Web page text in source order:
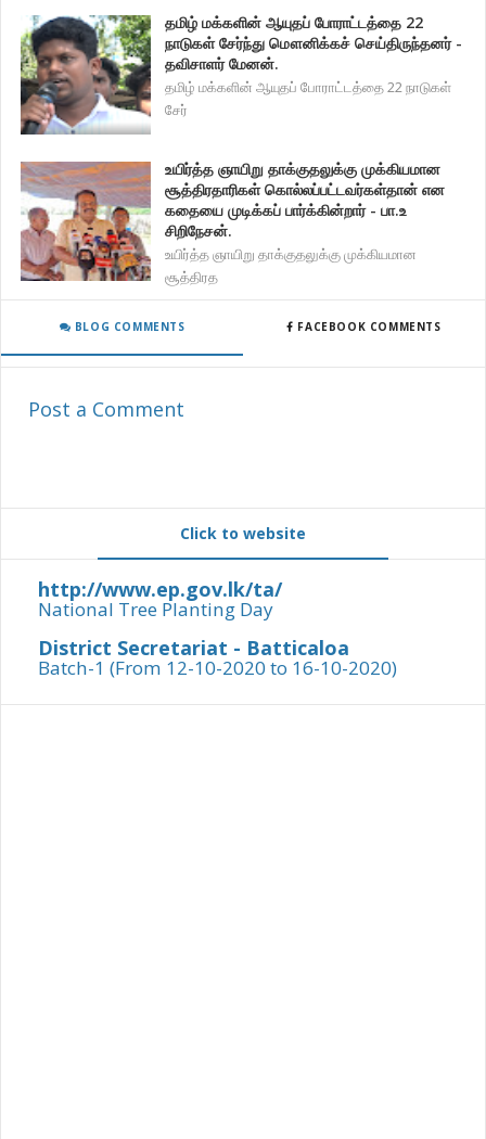
தமிழ் மக்களின் ஆயுதப் போராட்டத்தை 22
நாடுகள் சேர்ந்து மௌனிக்கச் செய்திருந்தனர் -
தவிசாளர் மேனன்.
தமிழ் மக்களின் ஆயுதப் போராட்டத்தை 22 நாடுகள்
சேர்
உயிர்த்த ஞாயிறு தாக்குதலுக்கு முக்கியமான
சூத்திரதாரிகள் கொல்லப்பட்டவர்கள்தான் என
கதையை முடிக்கப் பார்க்கின்றார் - பா.உ
சிறிநேசன்.
உயிர்த்த ஞாயிறு தாக்குதலுக்கு முக்கியமான
சூத்திரத
BLOG COMMENTS FACEBOOK COMMENTS
Post a Comment
Click to website
http://www.ep.gov.lk/ta/
National Tree Planting Day
District Secretariat - Batticaloa
Batch-1 (From 12-10-2020 to 16-10-2020)